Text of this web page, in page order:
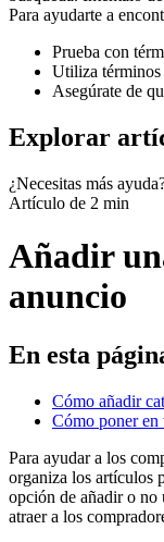
Para ayudarte a
Prueba con
Utiliza términos
Asegúrate de
Explorar
¿Necesitas más
Artículo de 2 min
Añadir
anuncio
En esta
Cómo añadir
Cómo poner en
Para ayudar a los
organiza los artículos
opción de añadir o no
atraer a los